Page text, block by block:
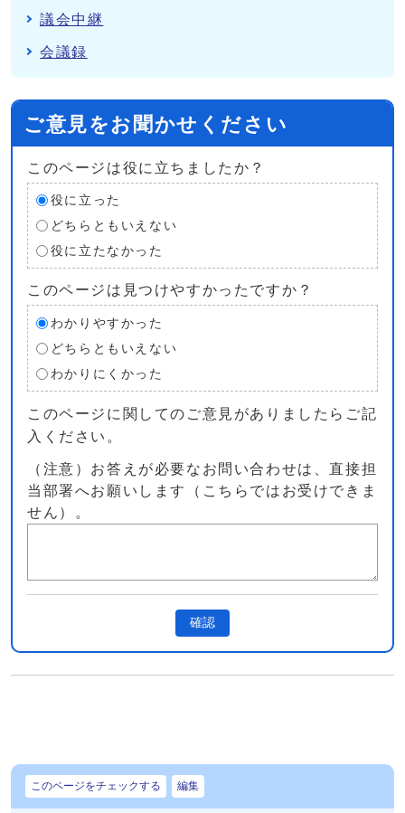
議会中継
会議録
ご意見をお聞かせください
このページは役に立ちましたか？
役に立った
どちらともいえない
役に立たなかった
このページは見つけやすかったですか？
わかりやすかった
どちらともいえない
わかりにくかった
このページに関してのご意見がありましたらご記
入ください。
（注意）お答えが必要なお問い合わせは、直接担
当部署へお願いします（こちらではお受けできま
せん）。
確認
このページをチェックする 編集